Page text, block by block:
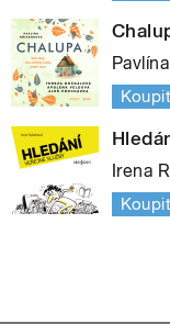
Koupit
Irena
Koupit